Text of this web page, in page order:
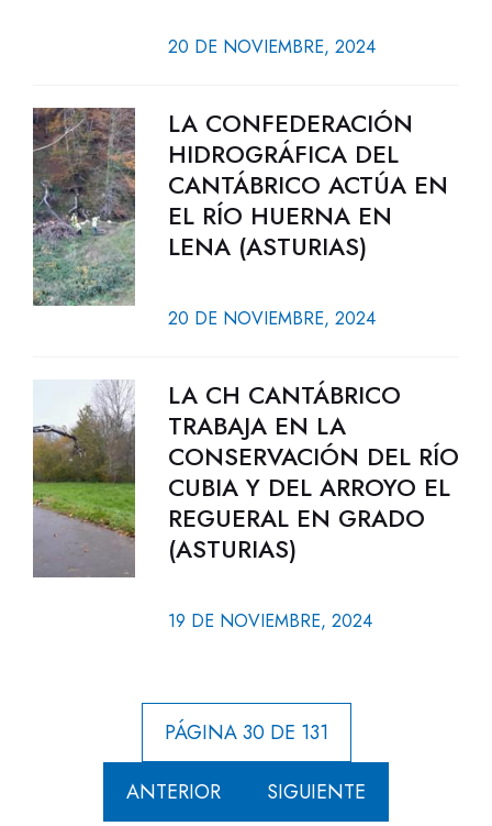
20 DE NOVIEMBRE, 2024
LA CONFEDERACIÓN
HIDROGRÁFICA DEL
CANTÁBRICO ACTÚA EN
EL RÍO HUERNA EN
LENA (ASTURIAS)
20 DE NOVIEMBRE, 2024
LA CH CANTÁBRICO
TRABAJA EN LA
CONSERVACIÓN DEL RÍO
CUBIA Y DEL ARROYO EL
REGUERAL EN GRADO
(ASTURIAS)
19 DE NOVIEMBRE, 2024
PÁGINA 30 DE 131
ANTERIOR SIGUIENTE